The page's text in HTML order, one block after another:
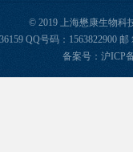
© 2019 上海懋康生物科
QQ号码：1563822900
备案号： 沪ICP